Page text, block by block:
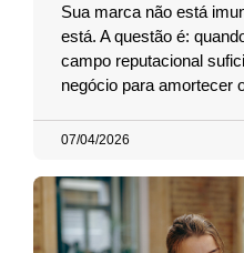
Sua marca não está
está. A questão é:
campo reputacional
negócio para amortecer
07/04/2026